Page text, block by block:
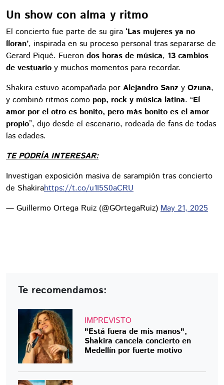
Un show con alma y ritmo
El concierto fue parte de su gira ‘Las mujeres ya no
lloran’, inspirada en su proceso personal tras separarse de
Gerard Piqué. Fueron dos horas de música, 13 cambios
de vestuario y muchos momentos para recordar.
Shakira estuvo acompañada por Alejandro Sanz y Ozuna,
y combinó ritmos como pop, rock y música latina. “El
amor por el otro es bonito, pero más bonito es el amor
propio”, dijo desde el escenario, rodeada de fans de todas
las edades.
TE PODRÍA INTERESAR:
Investigan exposición masiva de sarampión tras concierto
de Shakirahttps://t.co/u1I5S0aCRU
— Guillermo Ortega Ruiz (@GOrtegaRuiz) May 21, 2025
Te recomendamos:
IMPREVISTO
"Está fuera de mis manos",
Shakira cancela concierto en
Medellín por fuerte motivo